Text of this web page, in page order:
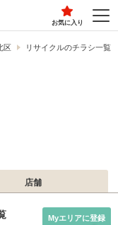
お気に入り
区 リサイクルのチラシ一覧
店舗
Myエリアに登録